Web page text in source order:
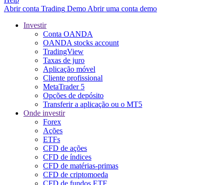
Abrir conta Trading Demo Abrir uma conta demo
Investir
Conta OANDA
OANDA stocks account
TradingView
Taxas de juro
Aplicação móvel
Cliente profissional
MetaTrader 5
Opções de depósito
Transferir a aplicação ou o MT5
Onde investir
Forex
Ações
ETFs
CFD de ações
CFD de índices
CFD de matérias-primas
CFD de criptomoeda
CFD de fundos ETF